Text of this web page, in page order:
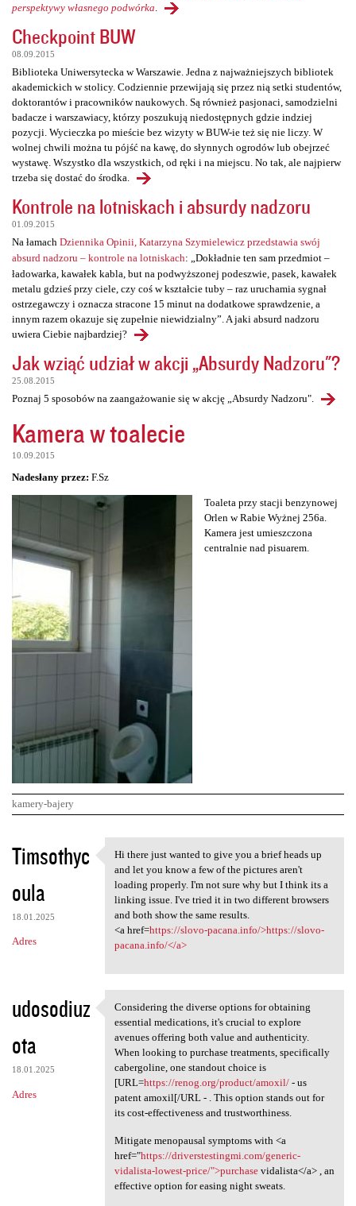
perspektywy własnego podwórka
Checkpoint BUW
08.09.2015
Biblioteka Uniwersytecka w Warszawie. Jedna z najważniejszych bibliotek
akademickich w stolicy. Codziennie przewijają się przez nią setki studentów,
doktorantów i pracowników naukowych. Są również pasjonaci, samodzielni
badacze i warszawiacy, którzy poszukują niedostępnych gdzie indziej
pozycji. Wycieczka po mieście bez wizyty w BUW-ie też się nie liczy. W
wolnej chwili można tu pójść na kawę, do słynnych ogrodów lub obejrzeć
wystawę. Wszystko dla wszystkich, od ręki i na miejscu. No tak, ale najpierw
trzeba się dostać do środka.
Kontrole na lotniskach i absurdy nadzoru
01.09.2015
Na łamach Dziennika Opinii, Katarzyna Szymielewicz przedstawia swój
absurd nadzoru – kontrole na lotniskach: „Dokładnie ten sam przedmiot –
ładowarka, kawałek kabla, but na podwyższonej podeszwie, pasek, kawałek
metalu gdzieś przy ciele, czy coś w kształcie tuby – raz uruchamia sygnał
ostrzegawczy i oznacza stracone 15 minut na dodatkowe sprawdzenie, a
innym razem okazuje się zupełnie niewidzialny”. A jaki absurd nadzoru
uwiera Ciebie najbardziej?
Jak wziąć udział w akcji „Absurdy Nadzoru"?
25.08.2015
Poznaj 5 sposobów na zaangażowanie się w akcję „Absurdy Nadzoru".
Kamera w toalecie
10.09.2015
Nadesłany przez: F.Sz
Toaleta przy stacji benzynowej
Orlen w Rabie Wyżnej 256a.
Kamera jest umieszczona
centralnie nad pisuarem.
kamery-bajery
K
o
m
e
n
r
z
e
Timsothyc
oula
18.01.2025
Adres
Hi there just wanted to give
Hi there just wanted to give you a brief heads up
and let you know a few of the pictures aren't
loading properly. I'm not sure why but I think its a
linking issue. I've tried it in two different browsers
and both show the same results.
<a href=https://slovo-pacana.info/>https://slovo-
pacana.info/</a>
udosodiuz
ota
18.01.2025
Adres
Considering the diverse
Considering the diverse options for obtaining
essential medications, it's crucial to explore
avenues offering both value and authenticity.
When looking to purchase treatments, specifically
cabergoline, one standout choice is
[URL=https://renog.org/product/amoxil/- us
patent amoxil[/URL - . This option stands out for
its cost-effectiveness and trustworthiness.
Mitigate menopausal symptoms with <a
href="https://driverstestingmi.com/generic-
vidalista-lowest-price/">purchasevidalista</a> , an
effective option for easing night sweats.